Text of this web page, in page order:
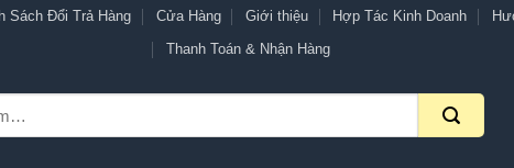
Sách Đổi Trả Hàng Cửa Hàng Giới thiệu Hợp Tác Kinh Doanh
Thanh Toán & Nhận Hàng